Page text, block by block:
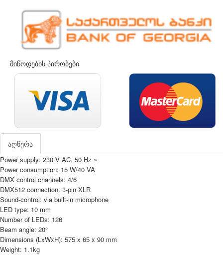
მიწოდების პირობები
აღწერა
Power supply: 230 V AC, 50 Hz ~
Power consumption: 15 W/40 VA
DMX control channels: 4/6
DMX512 connection: 3-pin XLR
Sound-control: via built-in microphone
LED type: 10 mm
Number of LEDs: 126
Beam angle: 20°
Dimensions (LxWxH): 575 x 65 x 90 mm
Weight: 1.1kg